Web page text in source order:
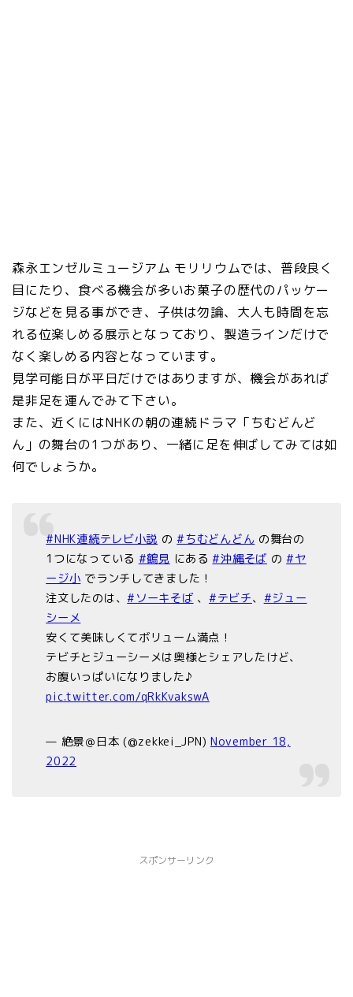
森永エンゼルミュージアム モリリウムでは、普段良く
目にたり、食べる機会が多いお菓子の歴代のパッケー
ジなどを見る事ができ、子供は勿論、大人も時間を忘
れる位楽しめる展示となっており、製造ラインだけで
なく楽しめる内容となっています。
見学可能日が平日だけではありますが、機会があれば
是非足を運んでみて下さい。
また、近くにはNHKの朝の連続ドラマ「ちむどんど
ん」の舞台の1つがあり、一緒に足を伸ばしてみては如
何でしょうか。
#NHK連続テレビ小説 の#ちむどんどん の舞台の
1つになっている #鶴見 にある#沖縄そば の#ヤ
ージ小 でランチしてきました！
注文したのは、#ソーキそば 、#テビチ、 #ジュー
シーメ
安くて美味しくてボリューム満点！
テビチとジューシーメは奥様とシェアしたけど、
お腹いっぱいになりました♪
pic.twitter.com/qRkKvakswA
— 絶景＠日本 (@zekkei_JPN)November 18,
2022
スポンサーリンク